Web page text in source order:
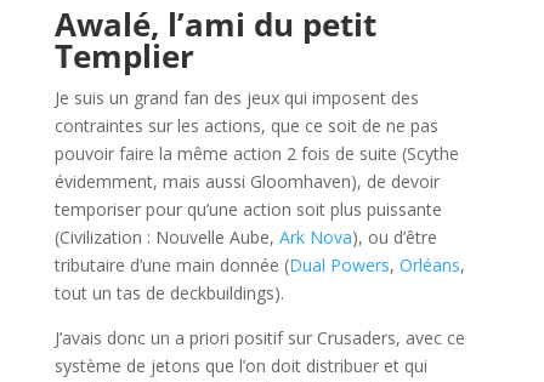
Awalé, l’ami du petit
Templier
Je suis un grand fan des jeux qui imposent des
contraintes sur les actions, que ce soit de ne pas
pouvoir faire la même action 2 fois de suite (Scythe
évidemment, mais aussi Gloomhaven), de devoir
temporiser pour qu’une action soit plus puissante
(Civilization : Nouvelle Aube, Ark Nova), ou d’être
tributaire d’une main donnée (Dual Powers, Orléans,
tout un tas de deckbuildings).
J’avais donc un a priori positif sur Crusaders, avec ce
système de jetons que l’on doit distribuer et qui